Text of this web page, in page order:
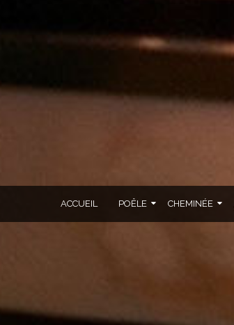
ACCUEIL POÊLE CHEMINÉE